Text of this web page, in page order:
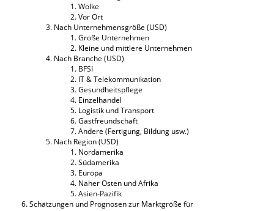
Wolke
Vor Ort
Nach Unternehmensgröße (USD)
Große Unternehmen
Kleine und mittlere Unternehmen
Nach Branche (USD)
BFSI
IT & Telekommunikation
Gesundheitspflege
Einzelhandel
Logistik und Transport
Gastfreundschaft
Andere (Fertigung, Bildung usw.)
Nach Region (USD)
Nordamerika
Südamerika
Europa
Naher Osten und Afrika
Asien-Pazifik
Schätzungen und Prognosen zur Marktgröße für